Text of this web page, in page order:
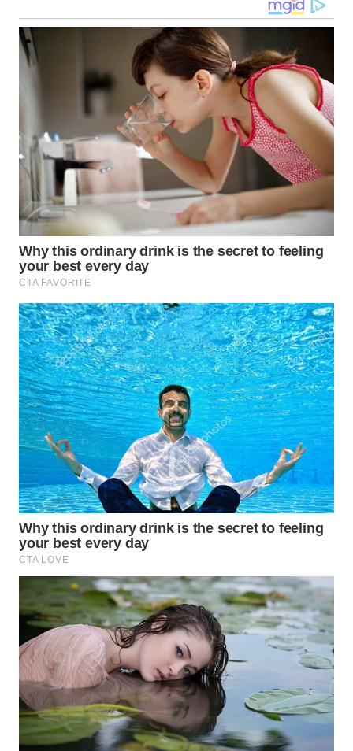
KARO
SIMALUNGUN
LABUHANBATU
WN
TAPANULI
TENGAH
WN DELI
SERDANG
WN
TEBING
TINGGI
WN
PAKPAK
WN
KARAWANG
WN
BEKASI
BOGOR
WN
DEPOK
WN
TAPANULI
UTARA